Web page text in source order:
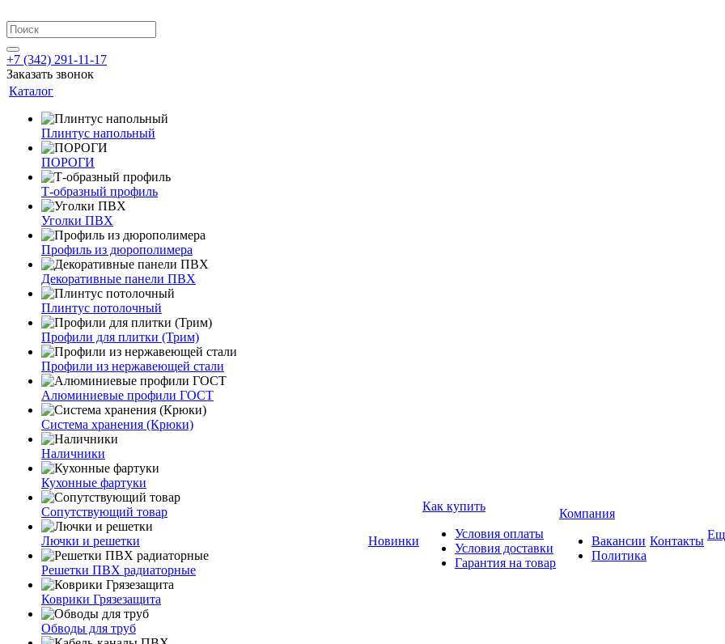
+7 (342) 291-11-17
Заказать звонок
Каталог
Плинтус напольный
ПОРОГИ
Т-образный профиль
Уголки ПВХ
Профиль из дюрополимера
Декоративные панели ПВХ
Плинтус потолочный
Профили для плитки (Трим)
Профили из нержавеющей стали
Алюминиевые профили ГОСТ
Система хранения (Крюки)
Наличники
Кухонные фартуки
Сопутствующий товар
Лючки и решетки
Решетки ПВХ радиаторные
Коврики Грязезащита
Обводы для труб
Новинки
Как купить
Условия оплаты
Условия доставки
Гарантия на товар
Компания
Вакансии
Политика
Контакты